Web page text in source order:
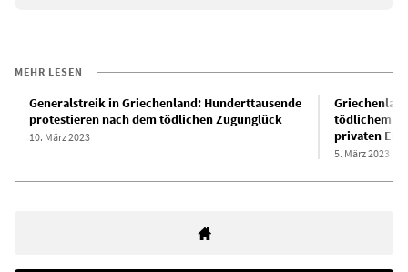
MEHR LESEN
Generalstreik in Griechenland: Hunderttausende
protestieren nach dem tödlichen Zugunglück
10. März 2023
tödlichem
privaten
5. März 2023